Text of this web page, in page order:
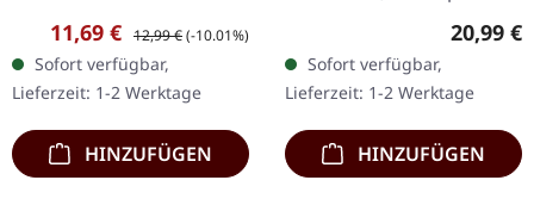
17.02.2017, auf Supreme
Chaos Records. Limitierte
Erstauflage als Digipak.
Debüt-Album der…
Verkaufspreis:
11,69 € Regulärer Preis:
12,99 €(-10.01%)
Sofort verfügbar,
Lieferzeit: 1-2 Werktage
HINZUFÜGEN
Chaos Records. Doppel-
Vinyl creme-weiß mit
Braun in der Mitte,
limitiert auf nur 200
Exemplare…
20,99 €
Sofort verfügbar,
Lieferzeit: 1-2 Werktage
HINZUFÜGEN